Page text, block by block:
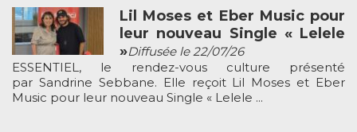
Lil Moses et Eber Music pour
leur nouveau Single « Lelele
»Diffusée le 22/07/26
ESSENTIEL, le rendez-vous culture présenté
par Sandrine Sebbane. Elle reçoit Lil Moses et Eber
Music pour leur nouveau Single « Lelele ...